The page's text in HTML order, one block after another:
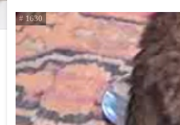
# 1630